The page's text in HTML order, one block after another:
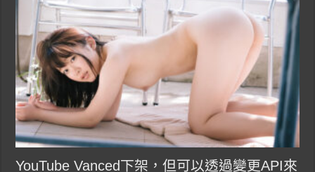
YouTube Vanced下架，但可以透過變更API來